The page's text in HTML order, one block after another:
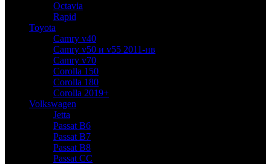
Octavia
Rapid
Toyota
Camry v40
Camry v50 и v55 2011-нв
Camry v70
Corolla 150
Corolla 180
Corolla 2019+
Volkswagen
Jetta
Passat B6
Passat B7
Passat B8
Passat CC